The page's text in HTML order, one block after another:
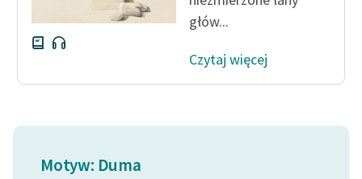
głów...
Czytaj więcej
Motyw: Duma